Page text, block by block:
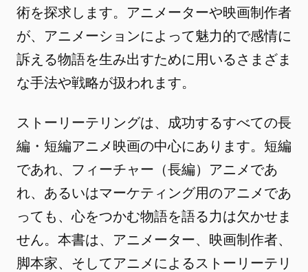
術を探求します。アニメーターや映画制作者
が、アニメーションによって魅力的で感情に
訴える物語を生み出すために用いるさまざま
な手法や戦略が扱われます。
ストーリーテリングは、成功するすべての長
編・短編アニメ映画の中心にあります。短編
であれ、フィーチャー（長編）アニメであ
れ、あるいはマーケティング用のアニメであ
っても、心をつかむ物語を語る力は欠かせま
せん。本書は、アニメーター、映画制作者、
脚本家、そしてアニメによるストーリーテリ